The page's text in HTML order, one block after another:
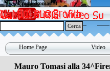
www.maurotomasi.it
www.maurotomasi.it
Cerca
Home Page Video
Mauro Tomasi alla